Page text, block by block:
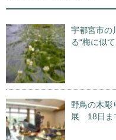
宇都宮市
る“梅に似
野鳥の木
展 18日ま